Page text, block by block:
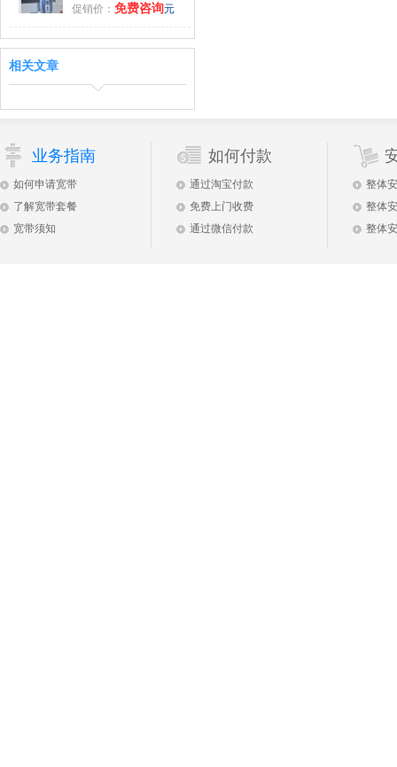
促销价： 免费咨询元
相关文章
业务指南
如何申请宽带
了解宽带套餐
宽带须知
如何付款
通过淘宝付款
免费上门收费
通过微信付款
整体
整体
整体